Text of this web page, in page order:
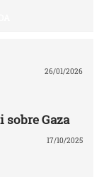
26/01/2026
Gaza
17/10/2025